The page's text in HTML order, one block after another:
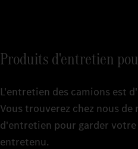
Produits d'entretien
L'entretien des camions est
Vous trouverez chez nous
d'entretien pour garder
entretenu.